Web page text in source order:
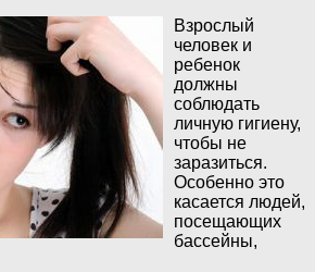
Взрослый
человек и
ребенок
должны
соблюдать
личную гигиену,
чтобы не
заразиться.
Особенно это
касается людей,
посещающих
бассейны,